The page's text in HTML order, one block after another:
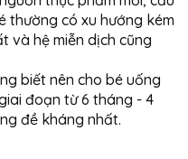
thường có xu hướng kém
và hệ miễn dịch cũng
biết nên cho bé uống
đoạn từ 6 tháng - 4
đề kháng nhất.